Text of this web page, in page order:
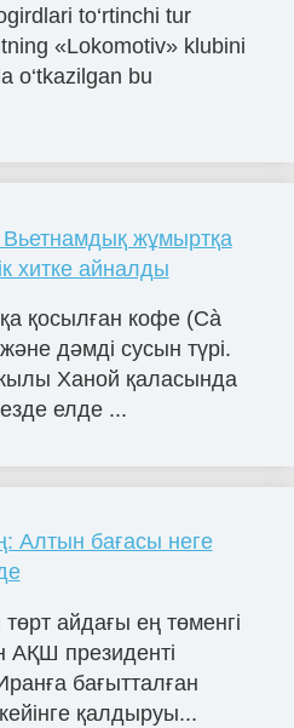
to‘rtinchi tur
«Lokomotiv» klubini
o‘tkazilgan bu
жұмыртқа
хитке айналды
қосылған кофе (Cà
дәмді сусын түрі.
Ханой қаласында
елде ...
Алтын бағасы неге
айдағы ең төменгі
АҚШ президенті
бағытталған
қалдыруы...